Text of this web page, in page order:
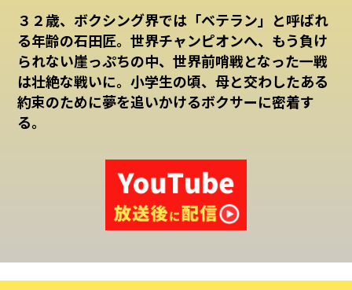
３２歳、ボクシング界では「ベテラン」と呼ばれ
る年齢の石田匠。世界チャンピオンへ、もう負け
られない崖っぷちの中、世界前哨戦となった一戦
は壮絶な戦いに。小学生の頃、母と交わしたある
約束のために夢を追いかけるボクサーに密着す
る。